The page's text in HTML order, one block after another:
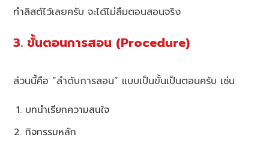
ทำลิสต์ไว้เลยครับ จะได้ไม่ลืมตอนสอนจริง
3. ขั้นตอนการสอน (Procedure)
ส่วนนี้คือ “ลำดับการสอน” แบบเป็นขั้นเป็นตอนครับ เช่น
บทนำเรียกความสนใจ
กิจกรรมหลัก